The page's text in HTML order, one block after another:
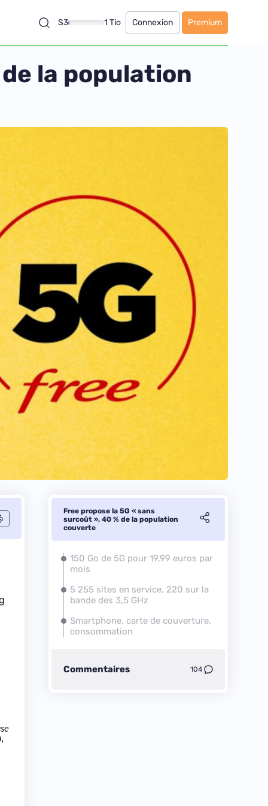
S3 1 Tio Connexion Premium
la population
Free propose la 5G « sans
surcoût », 40 % de la population
couverte
150 Go de 5G pour 19,99 euros par
mois
5 255 sites en service, 220 sur la
bande des 3,5 GHz
Smartphone, carte de couverture,
consommation
Commentaires 104